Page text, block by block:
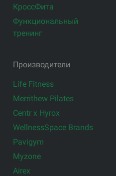
КроссФита
Функциональный
тренинг
Производители
Life Fitness
Merrithew Pilates
Centr x Hyrox
WellnessSpace Brands
Pavigym
Myzone
Airex